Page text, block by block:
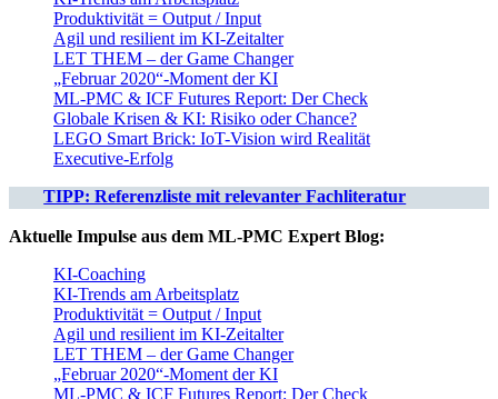
Produktivität = Output / Input
Agil und resilient im KI-Zeitalter
LET THEM – der Game Changer
„Februar 2020“-Moment der KI
ML-PMC & ICF Futures Report: Der Check
Globale Krisen & KI: Risiko oder Chance?
LEGO Smart Brick: IoT-Vision wird Realität
Executive-Erfolg
TIPP: Referenzliste mit relevanter Fachliteratur
Aktuelle Impulse aus dem ML-PMC Expert Blog:
KI-Coaching
KI-Trends am Arbeitsplatz
Produktivität = Output / Input
Agil und resilient im KI-Zeitalter
LET THEM – der Game Changer
„Februar 2020“-Moment der KI
ML-PMC & ICF Futures Report: Der Check